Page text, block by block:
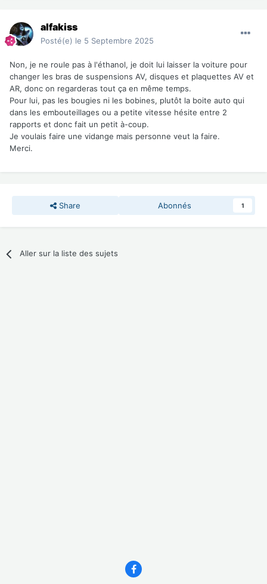
alfakiss
Posté(e) le 5 Septembre 2025
Non, je ne roule pas à l'éthanol, je doit lui laisser la voiture pour
changer les bras de suspensions AV, disques et plaquettes AV et
AR, donc on regarderas tout ça en même temps.
Pour lui, pas les bougies ni les bobines, plutôt la boite auto qui
dans les embouteillages ou a petite vitesse hésite entre 2
rapports et donc fait un petit à-coup.
Je voulais faire une vidange mais personne veut la faire.
Merci.
Share Abonnés 1
Aller sur la liste des sujets